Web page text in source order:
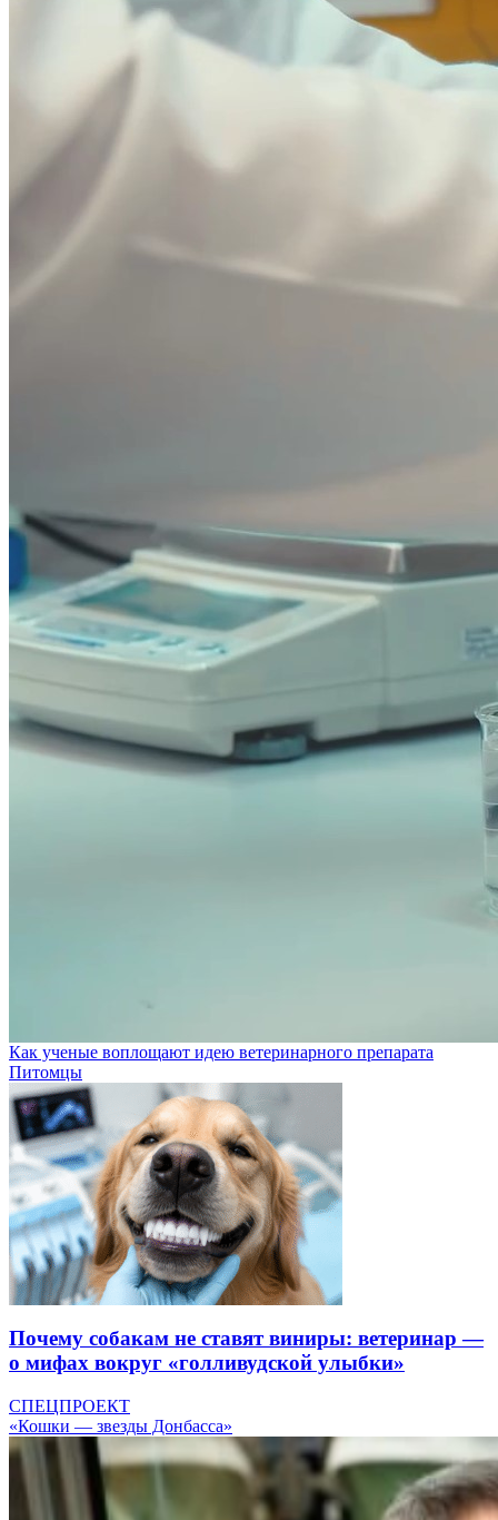
Как ученые воплощают идею ветеринарного препарата
Питомцы
Почему собакам не ставят виниры: ветеринар —
о мифах вокруг «голливудской улыбки»
СПЕЦПРОЕКТ
«Кошки — звезды Донбасса»